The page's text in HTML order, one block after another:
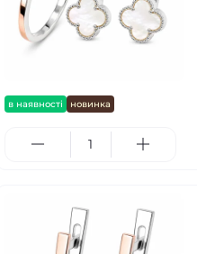
в наявності новинка